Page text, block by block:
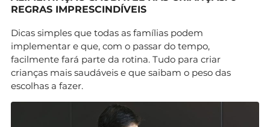
REGRAS IMPRESCINDÍVEIS
Dicas simples que todas as famílias podem
implementar e que, com o passar do tempo,
facilmente fará parte da rotina. Tudo para criar
crianças mais saudáveis e que saibam o peso das
escolhas a fazer.